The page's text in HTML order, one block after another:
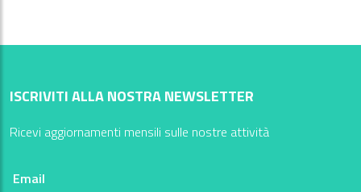
ISCRIVITI ALLA NOSTRA NEWSLETTER
Ricevi aggiornamenti mensili sulle nostre attività
Email